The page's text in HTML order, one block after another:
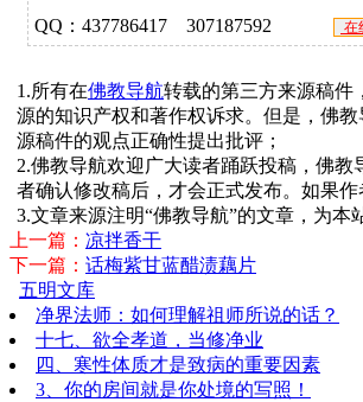
QQ：437786417 307187592 在
1.所有在佛教导航转载的第三方来源稿件
源的知识产权和著作权诉求。但是，佛
源稿件的观点正确性提出批评；
2.佛教导航欢迎广大读者踊跃投稿，佛
者确认修改稿后，才会正式发布。如果
3.文章来源注明“佛教导航”的文章，为本
上一篇： 凉拌香干
下一篇： 话梅紫甘蓝醋渍藕片
五明文库
净界法师：如何理解祖师所说的话？
十七、欲全孝道，当修净业
四、寒性体质才是致病的重要因素
3、你的房间就是你处境的写照！